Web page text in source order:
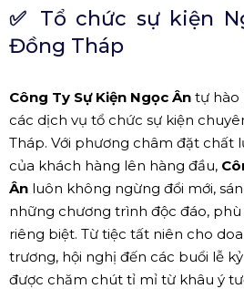
✅ Tổ chức sự kiện
Đồng Tháp
Công Ty Sự Kiện Ngọc Ân tự hào
các dịch vụ tổ chức sự kiện
Tháp. Với phương châm đặt chất
của khách hàng lên hàng đầu,
Ân luôn không ngừng đổi mới,
những chương trình độc đáo,
riêng biệt. Từ tiệc tất niên cho
trương, hội nghị đến các buổi lễ
được chăm chút tỉ mỉ từ khâu ý